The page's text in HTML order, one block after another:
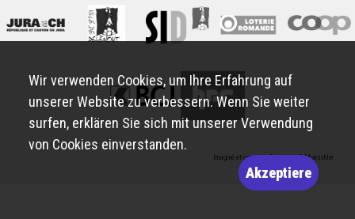
Imaginé et conçu parGiorgianni & Moeschler
Wir verwenden Cookies, um Ihre Erfahrung auf
unserer Website zu verbessern. Wenn Sie weiter
surfen, erklären Sie sich mit unserer Verwendung
von Cookies einverstanden.
Akzeptiere